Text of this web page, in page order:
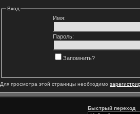
Вход
Имя:
Пароль:
Запомнить?
Для просмотра этой страницы необходимо
Быстрый переход